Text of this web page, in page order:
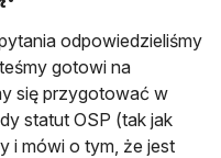
odpowiedzieliśmy
gotowi na
się przygotować w
statut OSP (tak jak
i mówi o tym, że jest